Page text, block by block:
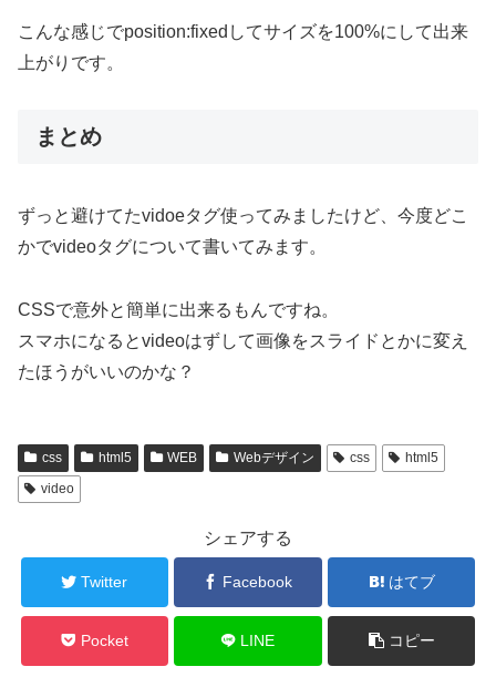
こんな感じでposition:fixedしてサイズを100%にして出来
上がりです。
まとめ
ずっと避けてたvidoeタグ使ってみましたけど、今度どこ
かでvideoタグについて書いてみます。
CSSで意外と簡単に出来るもんですね。
スマホになるとvideoはずして画像をスライドとかに変え
たほうがいいのかな？
css html5 WEB Webデザイン css
html5
video
シェアする
Twitter Facebook はてブ
Pocket LINE コピー